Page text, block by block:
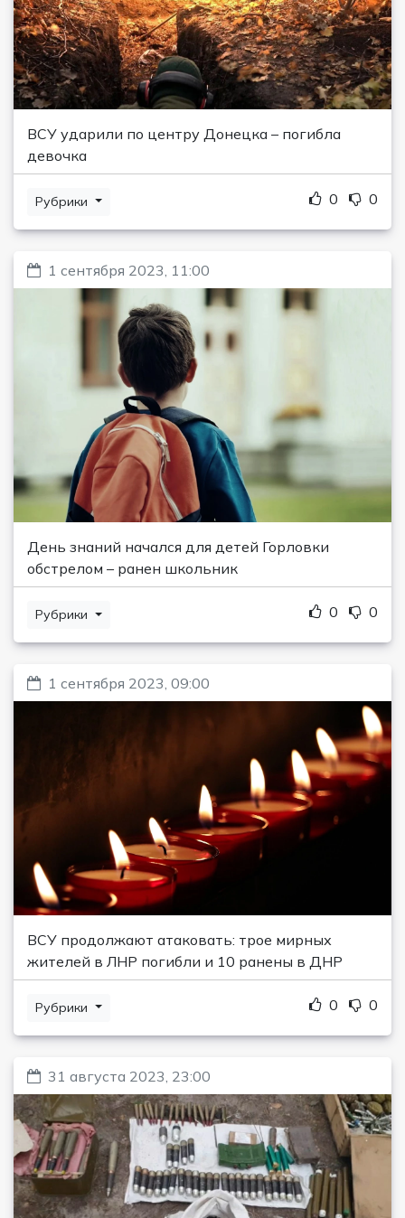
ВСУ ударили по центру Донецка – погибла
девочка
Рубрики 0 0
1 сентября 2023, 11:00
День знаний начался для детей Горловки
обстрелом – ранен школьник
Рубрики 0 0
1 сентября 2023, 09:00
ВСУ продолжают атаковать: трое мирных
жителей в ЛНР погибли и 10 ранены в ДНР
Рубрики 0 0
31 августа 2023, 23:00